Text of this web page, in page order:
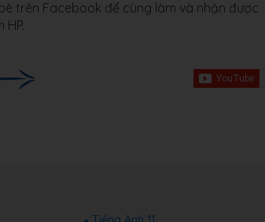
trên Facebook để cùng làm và nhận được